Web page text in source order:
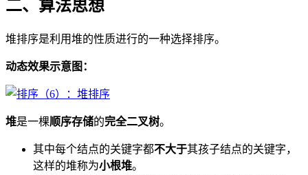
二、算法思想
堆排序是利用堆的性质进行的一种选择排序。
动态效果示意图：
堆是一棵顺序存储的完全二叉树。
其中每个结点的关键字都不大于其孩子结点的关键字，
这样的堆称为小根堆。